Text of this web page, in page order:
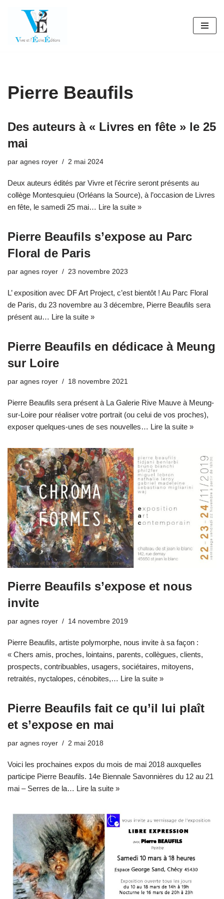
au
Pierre Beaufils
Des auteurs à « Livres en fête » le 25
mai
par agnes royer 2 mai 2024
Deux auteurs édités par Vivre et l’écrire seront présents au
collège Montesquieu (Orléans la Source), à l’occasion de Livres
en fête, le samedi 25 mai… Lire la suite »
Pierre Beaufils s’expose au Parc
Floral de Paris
par agnes royer 23 novembre 2023
L’ exposition avec DF Art Project, c’est bientôt ! Au Parc Floral
de Paris, du 23 novembre au 3 décembre, Pierre Beaufils sera
présent au… Lire la suite »
Pierre Beaufils en dédicace à Meung
sur Loire
par agnes royer 18 novembre 2021
Pierre Beaufils sera présent à La Galerie Rive Mauve à Meung-
sur-Loire pour réaliser votre portrait (ou celui de vos proches),
exposer quelques-unes de ses nouvelles… Lire la suite »
Pierre Beaufils s’expose et nous
invite
par agnes royer 14 novembre 2019
Pierre Beaufils, artiste polymorphe, nous invite à sa façon :
« Chers amis, proches, lointains, parents, collègues, clients,
prospects, contribuables, usagers, sociétaires, mitoyens,
retraités, nyctalopes, cénobites,… Lire la suite »
Pierre Beaufils fait ce qu’il lui plaît
et s’expose en mai
par agnes royer 2 mai 2018
Voici les prochaines expos du mois de mai 2018 auxquelles
participe Pierre Beaufils. 14e Biennale Savonnières du 12 au 21
mai – Serres de la… Lire la suite »